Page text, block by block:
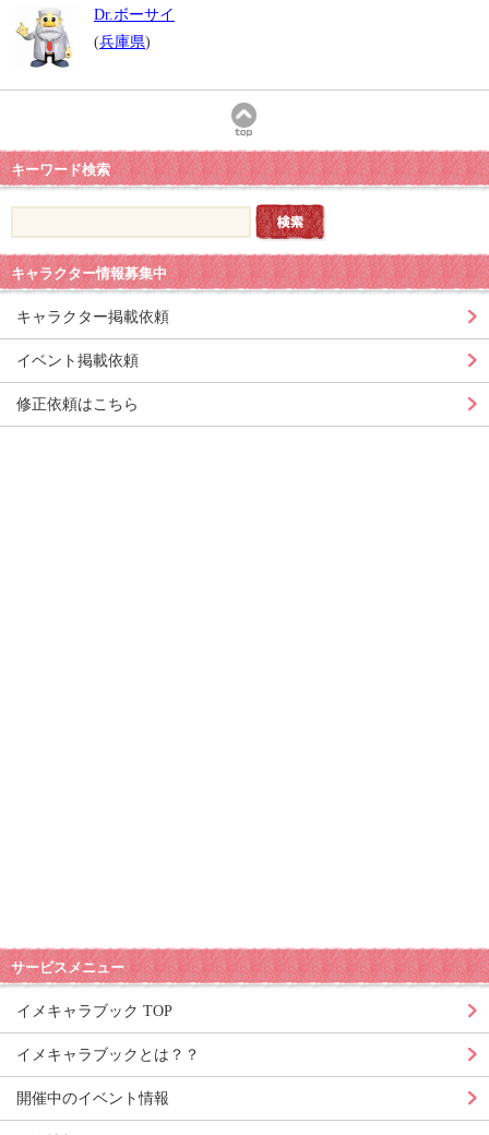
Dr.ボーサイ
(兵庫県)
キーワード検索
キャラクター情報募集中
キャラクター掲載依頼
イベント掲載依頼
修正依頼はこちら
サービスメニュー
イメキャラブック TOP
イメキャラブックとは？？
開催中のイベント情報